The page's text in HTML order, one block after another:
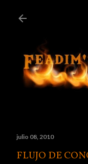
julio 08, 2010
FLUJO DE